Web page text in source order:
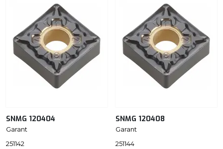
SNMG 120404
Garant
251142
SNMG 120408
Garant
251144